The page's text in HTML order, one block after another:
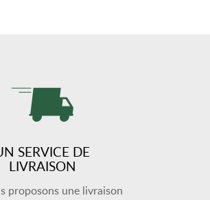
SERVICE DE
LIVRAISON
proposons une livraison